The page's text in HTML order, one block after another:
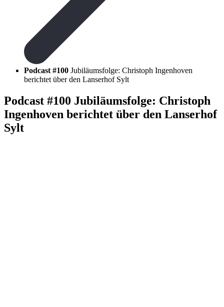
Podcast #100 Jubiläumsfolge: Christoph Ingenhoven
berichtet über den Lanserhof Sylt
Podcast #100 Jubiläumsfolge: Christoph
Ingenhoven berichtet über den Lanserhof
Sylt